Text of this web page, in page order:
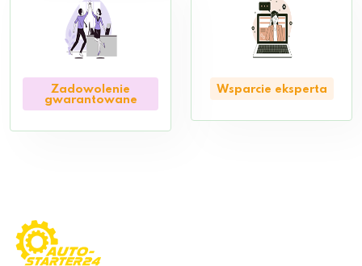
Zadowolenie
gwarantowane
Wsparcie eksperta